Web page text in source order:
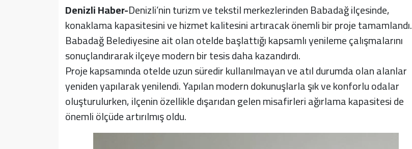
Denizli Haber-Denizli’nin turizm ve tekstil merkezlerinden Babadağ ilçesinde,
konaklama kapasitesini ve hizmet kalitesini artıracak önemli bir proje tamamlandı.
Babadağ Belediyesine ait olan otelde başlattığı kapsamlı yenileme çalışmalarını
sonuçlandırarak ilçeye modern bir tesis daha kazandırdı.
Proje kapsamında otelde uzun süredir kullanılmayan ve atıl durumda olan alanlar
yeniden yapılarak yenilendi. Yapılan modern dokunuşlarla şık ve konforlu odalar
oluşturulurken, ilçenin özellikle dışarıdan gelen misafirleri ağırlama kapasitesi de
önemli ölçüde artırılmış oldu.